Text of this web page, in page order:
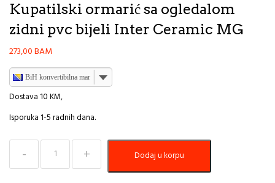
Kupatilski ormarić sa ogledalom
zidni pvc bijeli Inter Ceramic MG
273,00BAM
BiH konvertibilna marka
Dostava 10 KM,
Isporuka 1-5 radnih dana.
Kupatilski
ormarić
sa
Dodaj u korpu